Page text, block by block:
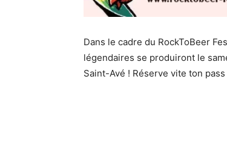
Dans le cadre du RockToBeer
légendaires se produiront le
Saint-Avé ! Réserve vite ton pass